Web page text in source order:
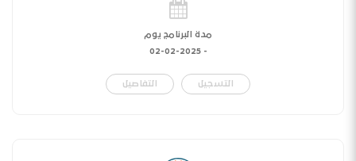
مدة البرنامج يوم
-
02-02-2025
التسجيل التفاصيل